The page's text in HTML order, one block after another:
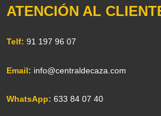
ATENCIÓN AL
Telf: 91 197 96 07
Email: info@centraldecaza.com
WhatsApp: 633 84 07 40